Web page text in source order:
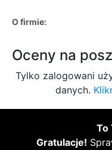
O firmie:
Oceny na
Tylko zalogowani
danych.
To
Gratulacje!